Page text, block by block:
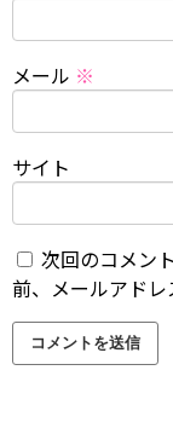
メール ※
サイト
次回のコメン
前、メールアドレ